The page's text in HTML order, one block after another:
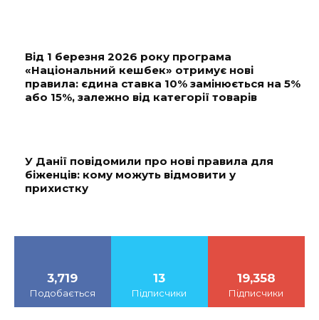
Від 1 березня 2026 року програма
«Національний кешбек» отримує нові
правила: єдина ставка 10% замінюється на 5%
або 15%, залежно від категорії товарів
У Данії повідомили про нові правила для
біженців: кому можуть відмовити у
прихистку
3,719
Подобається
13
Підписчики
19,358
Підписчики